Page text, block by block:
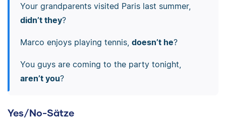
Your grandparents visited Paris last summer,
didn’t they?
Marco enjoys playing tennis, doesn’t he?
You guys are coming to the party tonight,
aren’t you?
Yes/No-Sätze